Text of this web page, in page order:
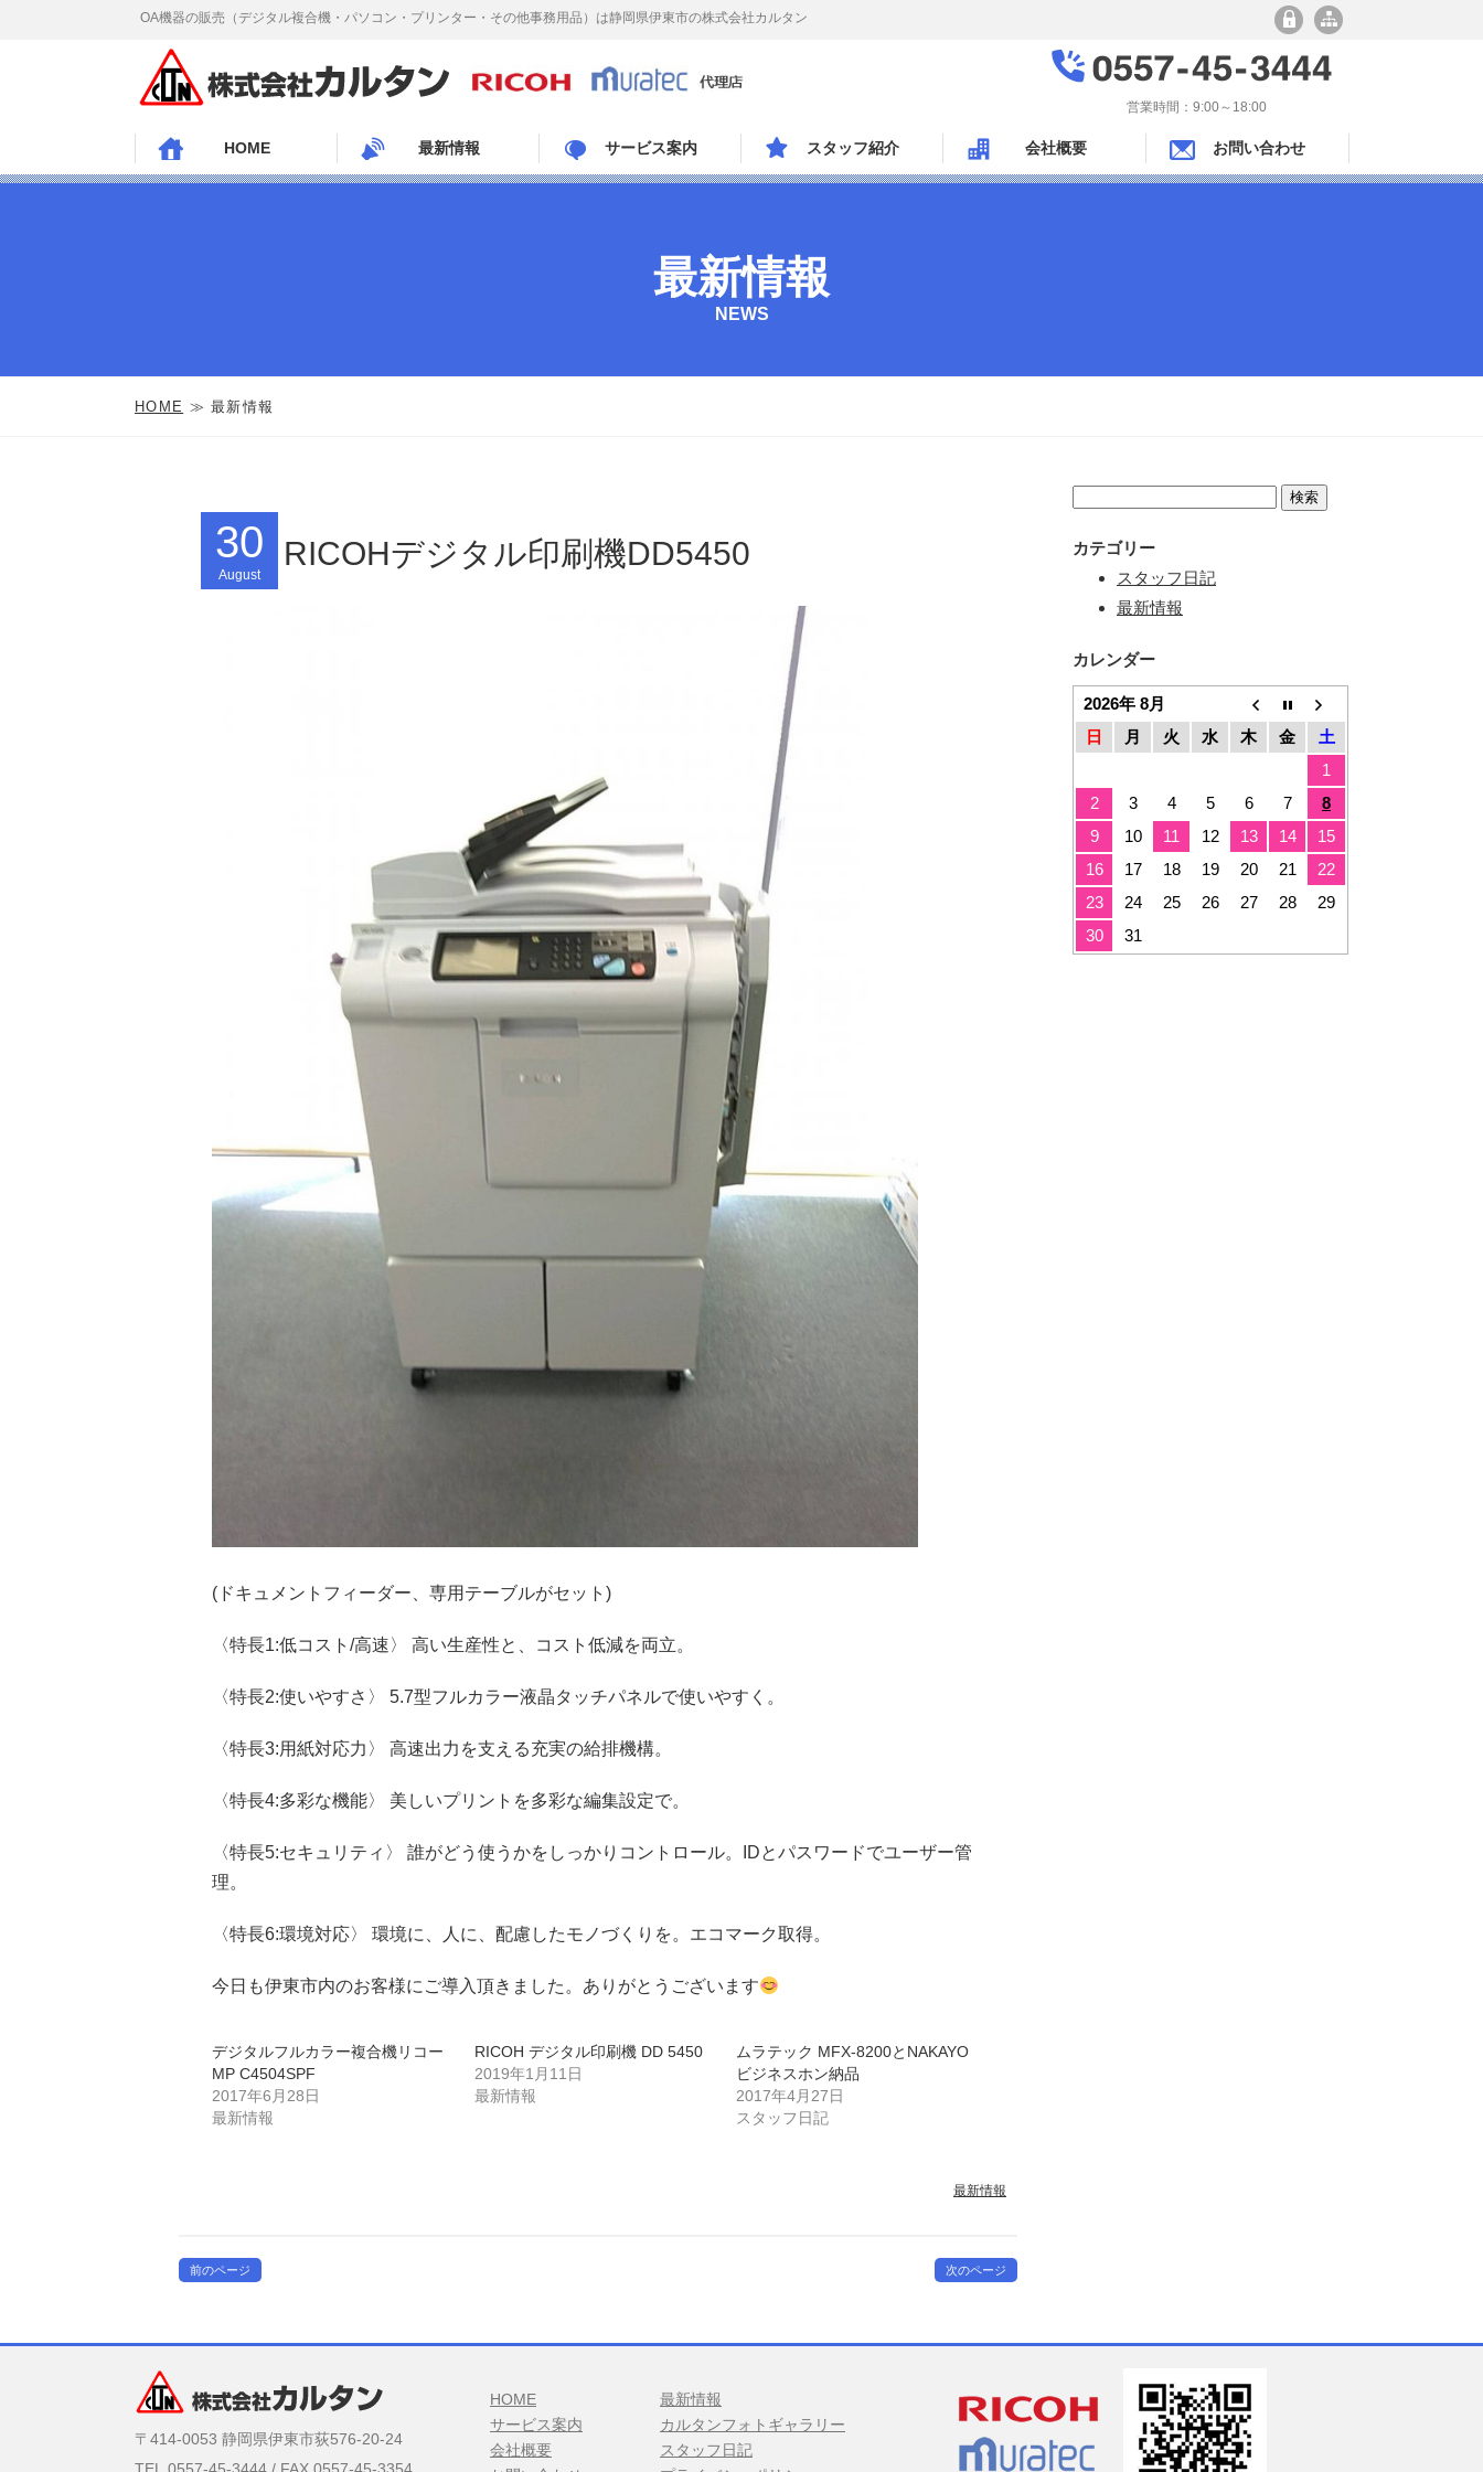
OA機器の販売（デジタル複合機・パソコン・プリンター・その他事務用品）は静岡県伊東市の株式会社カルタン
営業時間：9:00～18:00
HOME 最新情報 サービス案内 スタッフ紹介 会社概要 お問い合わせ
最新情報
NEWS
HOME ≫ 最新情報
30
August
RICOHデジタル印刷機DD5450
(ドキュメントフィーダー、専用テーブルがセット)
〈特長1:低コスト/高速〉 高い生産性と、コスト低減を両立。
〈特長2:使いやすさ〉 5.7型フルカラー液晶タッチパネルで使いやすく。
〈特長3:用紙対応力〉 高速出力を支える充実の給排機構。
〈特長4:多彩な機能〉 美しいプリントを多彩な編集設定で。
〈特長5:セキュリティ〉 誰がどう使うかをしっかりコントロール。IDとパスワードでユーザー管
理。
〈特長6:環境対応〉 環境に、人に、配慮したモノづくりを。エコマーク取得。
今日も伊東市内のお客様にご導入頂きました。ありがとうございます
デジタルフルカラー複合機リコー
MP C4504SPF
2017年6月28日
最新情報
RICOH デジタル印刷機 DD 5450
2019年1月11日
最新情報
ムラテック MFX-8200とNAKAYO
ビジネスホン納品
2017年4月27日
スタッフ日記
最新情報
前のページ 次のページ
カテゴリー
スタッフ日記
最新情報
カレンダー
2026年 8月
日
月 火 水 木 金
土
1
2
3 4 5 6 7
8
9
10 11 12 13 14
15
16
17 18 19 20 21
22
23
24 25 26 27 28
29
30
31
〒414-0053 静岡県伊東市荻576-20-24
HOME
サービス案内
会社概要
最新情報
カルタンフォトギャラリー
スタッフ日記